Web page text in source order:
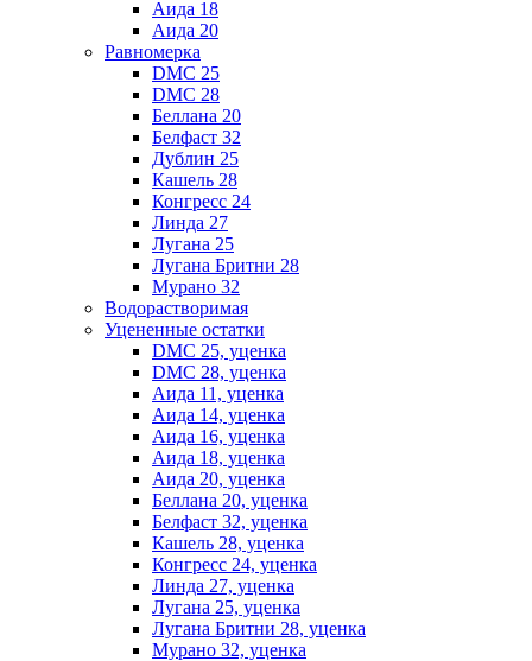
Аида 18
Аида 20
Равномерка
DMC 25
DMC 28
Беллана 20
Белфаст 32
Дублин 25
Кашель 28
Конгресс 24
Линда 27
Лугана 25
Лугана Бритни 28
Мурано 32
Водорастворимая
Уцененные остатки
DMC 25, уценка
DMC 28, уценка
Аида 11, уценка
Аида 14, уценка
Аида 16, уценка
Аида 18, уценка
Аида 20, уценка
Беллана 20, уценка
Белфаст 32, уценка
Кашель 28, уценка
Конгресс 24, уценка
Линда 27, уценка
Лугана 25, уценка
Лугана Бритни 28, уценка
Мурано 32, уценка